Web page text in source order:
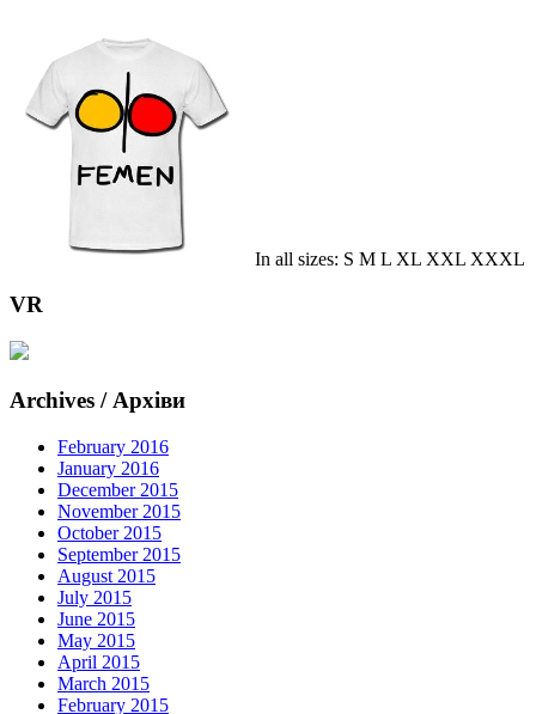
In all sizes: S M L XL XXL XXXL
VR
Archives / Архіви
February 2016
January 2016
December 2015
November 2015
October 2015
September 2015
August 2015
July 2015
June 2015
May 2015
April 2015
March 2015
February 2015